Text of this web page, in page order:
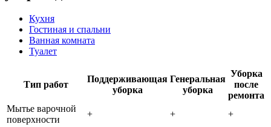
Кухня
Гостиная и спальни
Ванная комната
Туалет
Тип работ
Поддерживающая
уборка
Генеральная
уборка
Уборка
после
ремонта
Мытье варочной
поверхности
+ +
+